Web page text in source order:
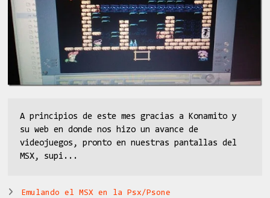
A principios de este mes gracias a Konamito y
su web en donde nos hizo un avance de
videojuegos, pronto en nuestras pantallas del
MSX, supi...
Emulando el MSX en la Psx/Psone